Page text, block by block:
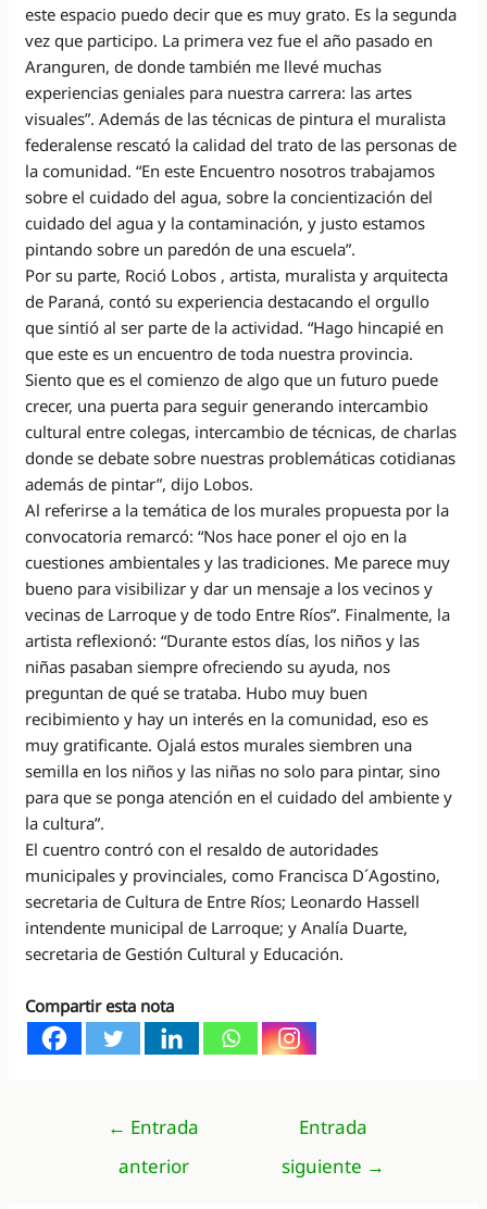
este espacio puedo decir que es muy grato. Es la segunda
vez que participo. La primera vez fue el año pasado en
Aranguren, de donde también me llevé muchas
experiencias geniales para nuestra carrera: las artes
visuales”. Además de las técnicas de pintura el muralista
federalense rescató la calidad del trato de las personas de
la comunidad. “En este Encuentro nosotros trabajamos
sobre el cuidado del agua, sobre la concientización del
cuidado del agua y la contaminación, y justo estamos
pintando sobre un paredón de una escuela”.
Por su parte, Roció Lobos , artista, muralista y arquitecta
de Paraná, contó su experiencia destacando el orgullo
que sintió al ser parte de la actividad. “Hago hincapié en
que este es un encuentro de toda nuestra provincia.
Siento que es el comienzo de algo que un futuro puede
crecer, una puerta para seguir generando intercambio
cultural entre colegas, intercambio de técnicas, de charlas
donde se debate sobre nuestras problemáticas cotidianas
además de pintar”, dijo Lobos.
Al referirse a la temática de los murales propuesta por la
convocatoria remarcó: “Nos hace poner el ojo en la
cuestiones ambientales y las tradiciones. Me parece muy
bueno para visibilizar y dar un mensaje a los vecinos y
vecinas de Larroque y de todo Entre Ríos”. Finalmente, la
artista reflexionó: “Durante estos días, los niños y las
niñas pasaban siempre ofreciendo su ayuda, nos
preguntan de qué se trataba. Hubo muy buen
recibimiento y hay un interés en la comunidad, eso es
muy gratificante. Ojalá estos murales siembren una
semilla en los niños y las niñas no solo para pintar, sino
para que se ponga atención en el cuidado del ambiente y
la cultura”.
El cuentro contró con el resaldo de autoridades
municipales y provinciales, como Francisca D´Agostino,
secretaria de Cultura de Entre Ríos; Leonardo Hassell
intendente municipal de Larroque; y Analía Duarte,
secretaria de Gestión Cultural y Educación.
Compartir esta nota
Navegación
entradas
← Entrada
anterior
Entrada
siguiente →